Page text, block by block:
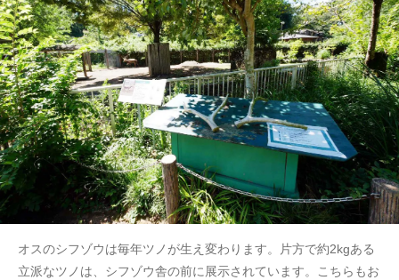
オスのシフゾウは毎年ツノが生え変わります。片方で約2kgある
立派なツノは、シフゾウ舎の前に展示されています。こちらもお